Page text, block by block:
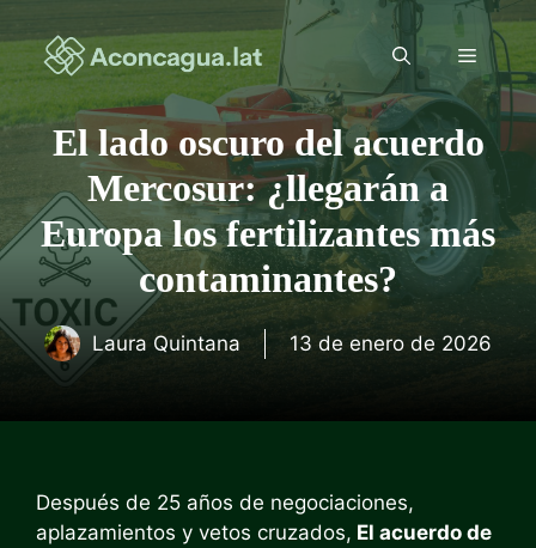
al
contenido
Menú
El lado oscuro del acuerdo
Mercosur: ¿llegarán a
Europa los fertilizantes más
contaminantes?
Laura Quintana 13 de enero de 2026
Después de 25 años de negociaciones,
aplazamientos y vetos cruzados, El acuerdo de